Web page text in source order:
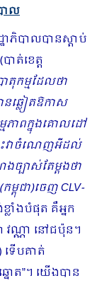
ាល
ាភិបាលបានស្ដាប់
ាត់ខេត្ត
កម្មដែលថា
ឆ្លៀតឱកាស
មភាពក្នុងគោលដៅ
េះវាចំណេញអីដល់
បាស់តែម្ដងថា
ម្ពុជា)ចេញCLV-
លាំងបំផុត គឺអ្នក
វណ្ណា នៅជប៉ុន។
ើបគាត់
នោត”។ យើងបាន